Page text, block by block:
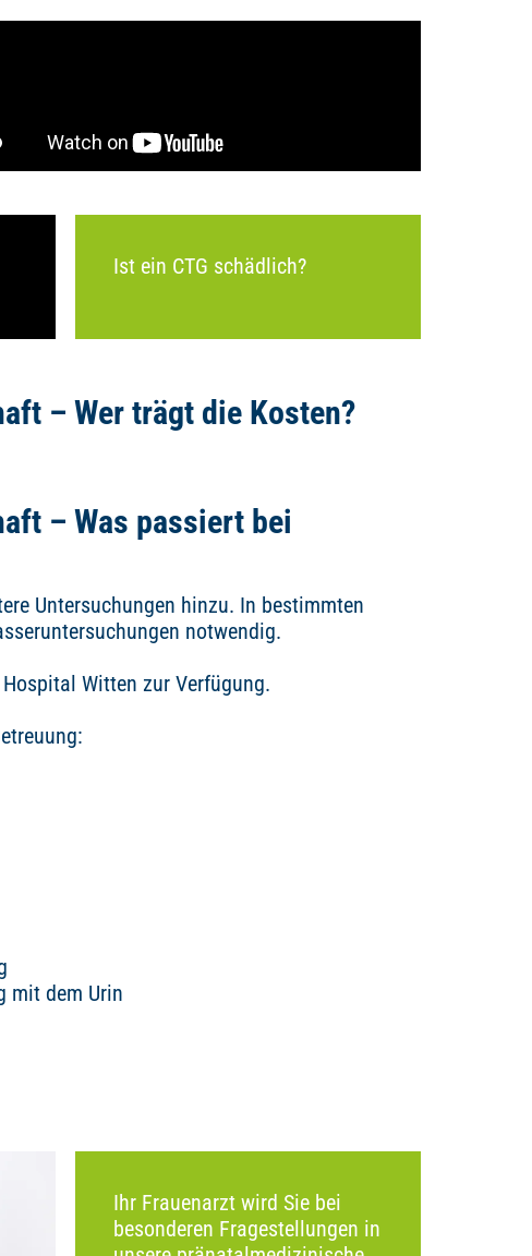
Ist ein CTG schädlich?
– Wer trägt die Kosten?
– Was passiert bei
Untersuchungen hinzu. In bestimmten
notwendig.
Witten zur Verfügung.
mit dem Urin
Ihr Frauenarzt wird Sie bei
besonderen Fragestellungen in